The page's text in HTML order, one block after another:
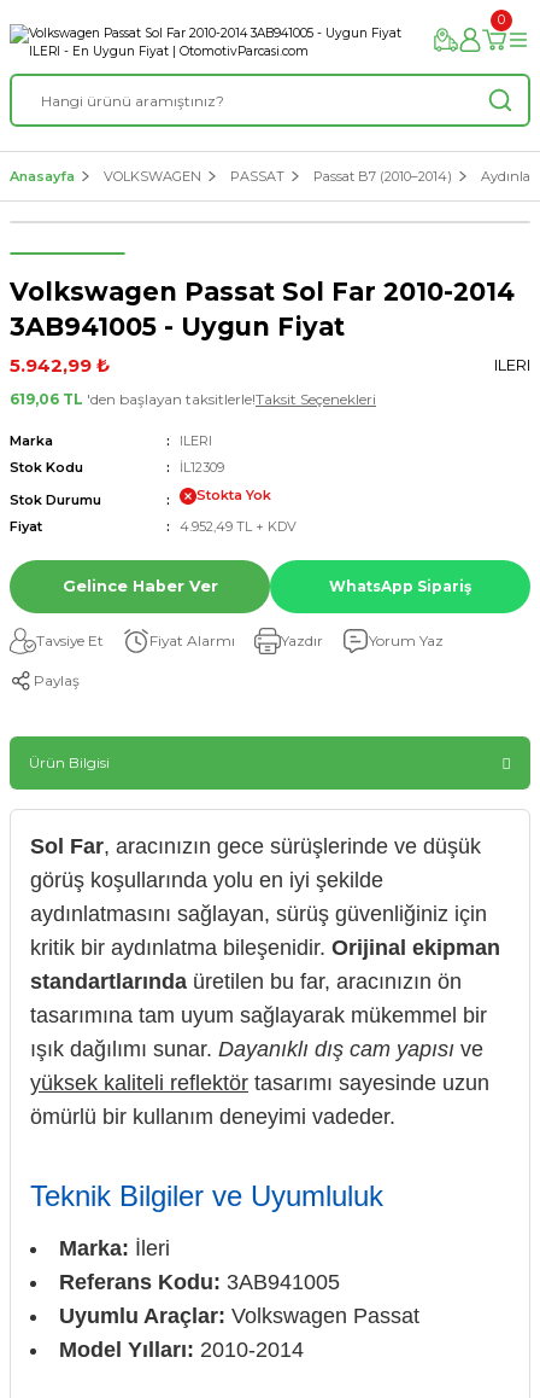
0
Anasayfa VOLKSWAGEN PASSAT Passat B7 (2010–2014)
Volkswagen Passat Sol Far 2010-2014
3AB941005 - Uygun Fiyat
5.942,99 ₺
ILERI
619,06 TL 'den başlayan taksitlerle!Taksit Seçenekleri
Marka
ILERI
Stok Kodu
İL12309
Stok Durumu
Stokta Yok
Fiyat
4.952,49 TL + KDV
Gelince Haber Ver WhatsApp Sipariş
Tavsiye Et Fiyat Alarmı Yazdır Yorum Yaz
Paylaş
Ürün Bilgisi
Sol Far, aracınızın gece sürüşlerinde ve düşük
görüş koşullarında yolu en iyi şekilde
aydınlatmasını sağlayan, sürüş güvenliğiniz için
kritik bir aydınlatma bileşenidir. Orijinal ekipman
standartlarında üretilen bu far, aracınızın ön
tasarımına tam uyum sağlayarak mükemmel bir
ışık dağılımı sunar. Dayanıklı dış cam yapısı ve
yüksek kaliteli reflektör tasarımı sayesinde uzun
ömürlü bir kullanım deneyimi vadeder.
Teknik Bilgiler ve Uyumluluk
Marka: İleri
Referans Kodu: 3AB941005
Uyumlu Araçlar: Volkswagen Passat
Model Yılları: 2010-2014